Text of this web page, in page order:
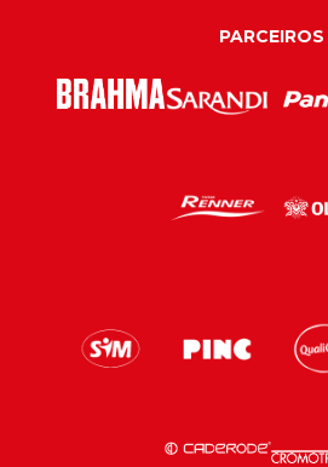
PARCEIROS